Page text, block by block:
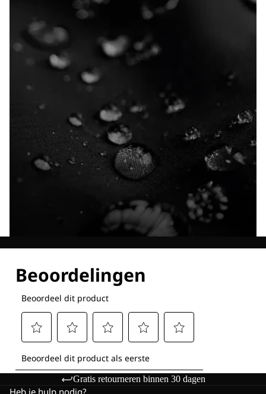
Gratis retourneren binnen 30 dagen
Heb je hulp nodig?